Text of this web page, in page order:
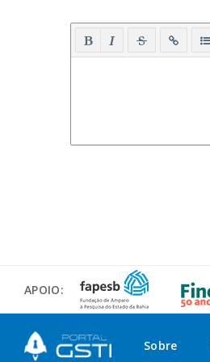
APOIO:
Sobre